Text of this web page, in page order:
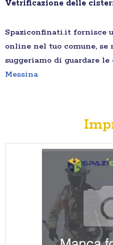
Vetrificazione delle
Spaziconfinati.it fornisce
online nel tuo comune,
suggeriamo di guardare le
Messina